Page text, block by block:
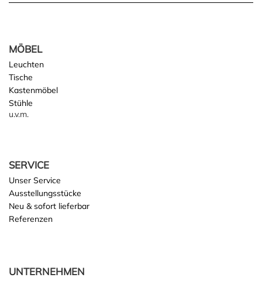
MÖBEL
Leuchten
Tische
Kastenmöbel
Stühle
u.v.m.
SERVICE
Unser Service
Ausstellungsstücke
Neu & sofort lieferbar
Referenzen
UNTERNEHMEN